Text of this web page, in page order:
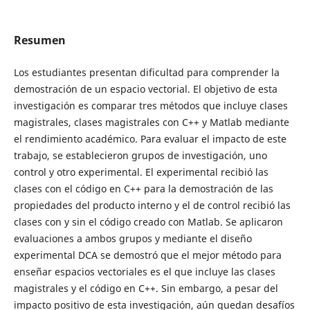
Resumen
Los estudiantes presentan dificultad para comprender la
demostración de un espacio vectorial. El objetivo de esta
investigación es comparar tres métodos que incluye clases
magistrales, clases magistrales con C++ y Matlab mediante
el rendimiento académico. Para evaluar el impacto de este
trabajo, se establecieron grupos de investigación, uno
control y otro experimental. El experimental recibió las
clases con el código en C++ para la demostración de las
propiedades del producto interno y el de control recibió las
clases con y sin el código creado con Matlab. Se aplicaron
evaluaciones a ambos grupos y mediante el diseño
experimental DCA se demostró que el mejor método para
enseñar espacios vectoriales es el que incluye las clases
magistrales y el código en C++. Sin embargo, a pesar del
impacto positivo de esta investigación, aún quedan desafíos